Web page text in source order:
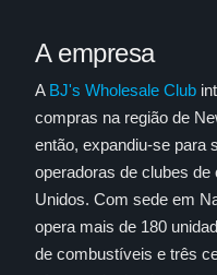
A empresa
A BJ's Wholesale Club
compras na região de
então, expandiu-se para
operadoras de clubes
Unidos. Com sede em
opera mais de 180
de combustíveis e três